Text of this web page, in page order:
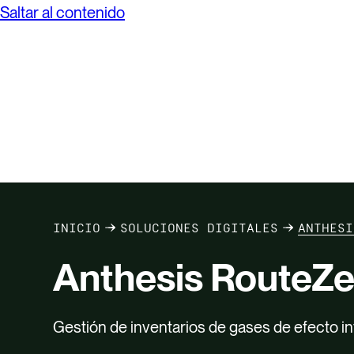
Saltar al contenido
INICIO SOLUCIONES DIGITALES
Anthesis
Gestión de inventarios de gases de efecto